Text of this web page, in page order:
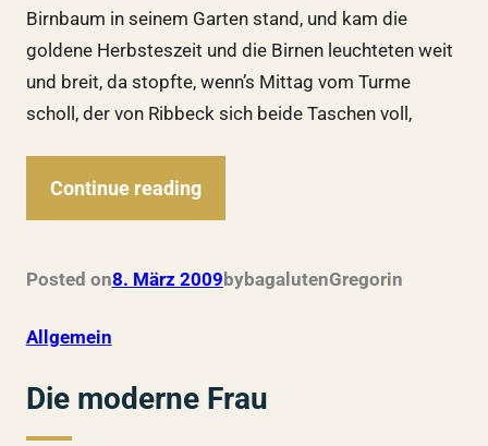
Birnbaum in seinem Garten stand, und kam die
goldene Herbsteszeit und die Birnen leuchteten weit
und breit, da stopfte, wenn’s Mittag vom Turme
scholl, der von Ribbeck sich beide Taschen voll,
Continue reading
Posted on8. März 2009 bybagalutenGregorin
Allgemein
Die moderne Frau